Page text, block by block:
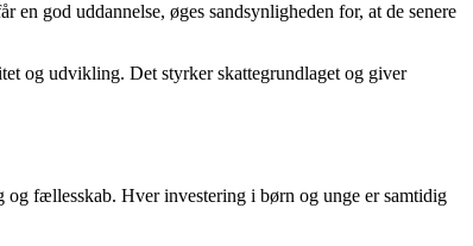
god uddannelse, øges sandsynligheden for, at de senere
og udvikling. Det styrker skattegrundlaget og giver
fællesskab. Hver investering i børn og unge er samtidig